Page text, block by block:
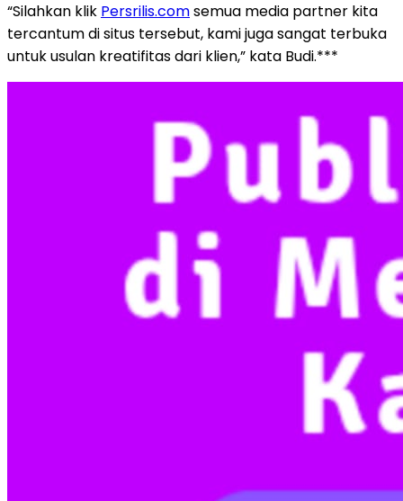
“Silahkan klik Persrilis.comsemua media partner kita
tercantum di situs tersebut, kami juga sangat terbuka
untuk usulan kreatifitas dari klien,” kata Budi.***